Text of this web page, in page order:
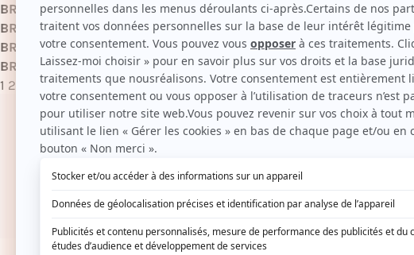
BRD-| Dermadia products
BRD-|100BON products
BRD-|Activilong products
BRD-|Aggapi products
1 2 143 Suivant »
Vous hésitez ? Vous décidez.